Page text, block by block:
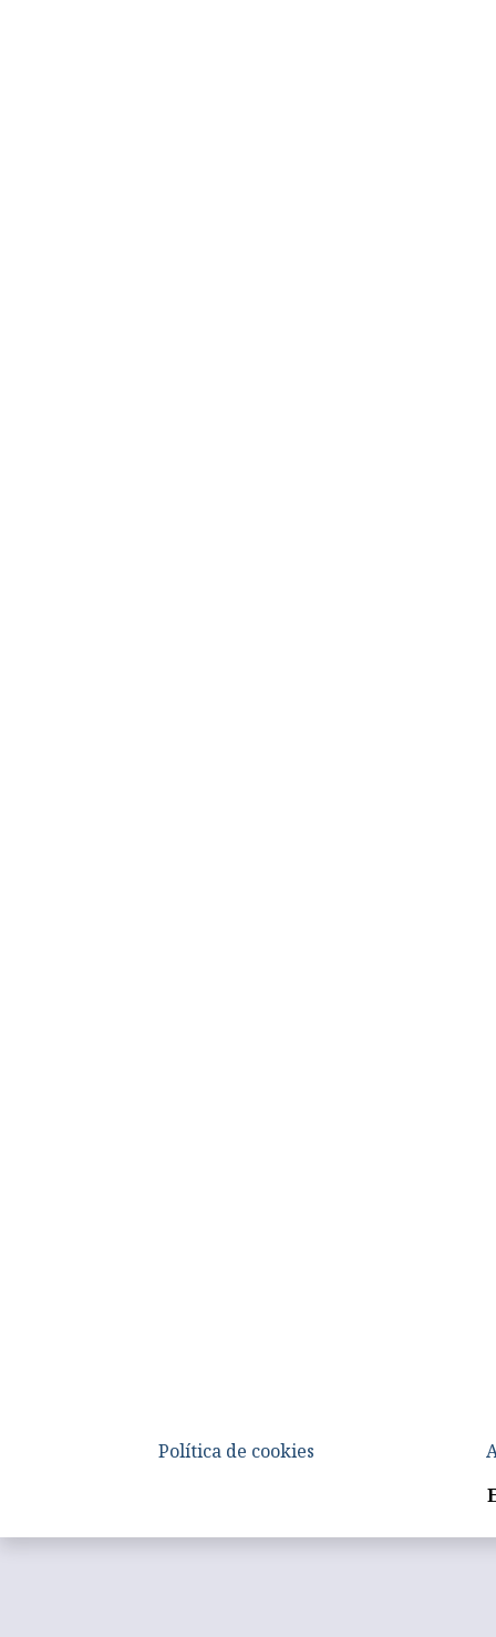
Política de cookies